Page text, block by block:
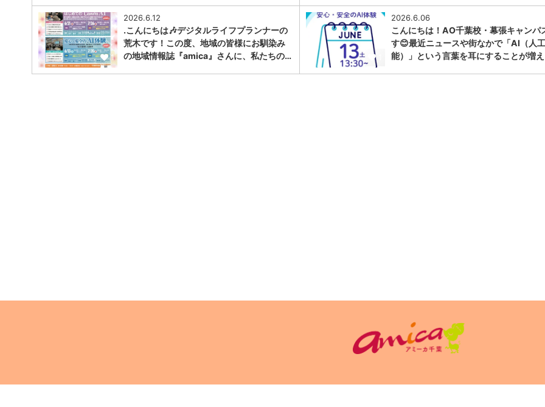
1
2026.6.12
.こんにちは🎶デジタルライフプランナーの
荒木です！この度、地域の皆様にお馴染み
の地域情報誌『amica』さんに、私たちの…
1
2026.6.06
こんにちは！AO千葉校・幕張キャンパ
す😊最近ニュースや街なかで「AI（人
能）」という言葉を耳にすることが増